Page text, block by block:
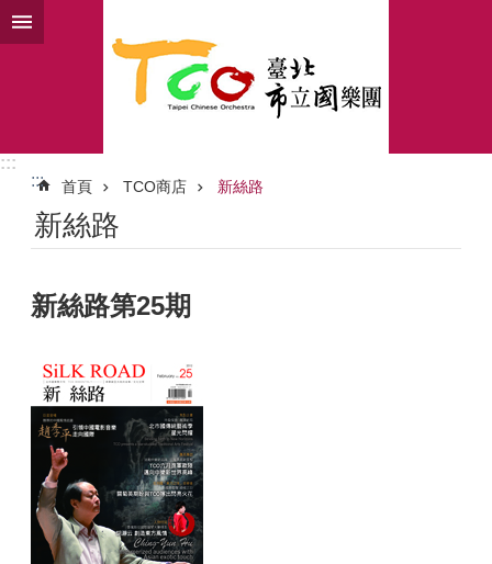
跳到主要內容區塊
:::
:::
首頁 TCO商店 新絲路
新絲路
新絲路第25期